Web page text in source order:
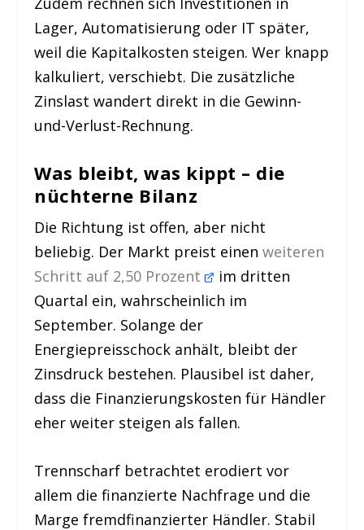
Lager, Automatisierung oder IT später,
weil die Kapitalkosten steigen. Wer knapp
kalkuliert, verschiebt. Die zusätzliche
Zinslast wandert direkt in die Gewinn-
und-Verlust-Rechnung.
Was bleibt, was kippt – die
nüchterne Bilanz
Die Richtung ist offen, aber nicht
beliebig. Der Markt preist einenweiteren
Schritt auf 2,50 Prozent
im dritten
Quartal ein, wahrscheinlich im
September. Solange der
Energiepreisschock anhält, bleibt der
Zinsdruck bestehen. Plausibel ist daher,
dass die Finanzierungskosten für Händler
eher weiter steigen als fallen.
Trennscharf betrachtet erodiert vor
allem die finanzierte Nachfrage und die
Marge fremdfinanzierter Händler. Stabil